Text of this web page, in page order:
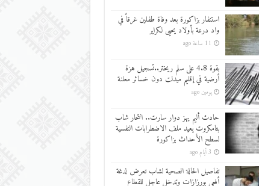
استنفار بزاكورة بعد وفاة طفلين غرقاً في
واد درعة بأولاد يحيى لكراير
11 ساعة ago
بقوة 4.8 على سلم ريختر..تسجيل هزة
أرضية في إقليم ميدلت دون خسائر معلنة
يومين ago
حادث أليم يهز دوار سارت.. انتحار شاب
بتامكروت يعيد ملف الاضطرابات النفسية
لسطح الأحداث بزاكورة
3 أيام ago
تفاصيل الحالة الصحية لشاب تعرض لدغة
أفعى بورزازات وتدخل عاجل للقطاع